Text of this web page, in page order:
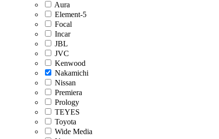
Aura
Element-5
Focal
Incar
JBL
JVC
Kenwood
Nakamichi
Nissan
Premiera
Prology
TEYES
Toyota
Wide Media